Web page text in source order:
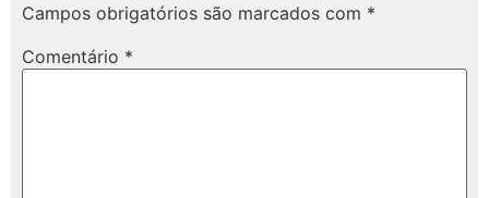
Campos obrigatórios são marcados com *
Comentário *